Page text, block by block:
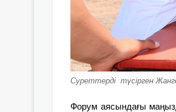
Суреттерді түсірген
Форум аясындағы